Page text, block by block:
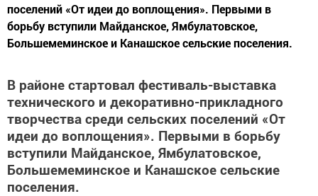
поселений «От идеи до воплощения». Первыми в
борьбу вступили Майданское, Ямбулатовское,
Большемеминское и Канашское сельские поселения.
В районе стартовал фестиваль-выставка
технического и декоративно-прикладного
творчества среди сельских поселений «От
идеи до воплощения». Первыми в борьбу
вступили Майданское, Ямбулатовское,
Большемеминское и Канашское сельские
поселения.